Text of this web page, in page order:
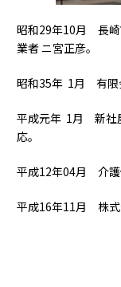
昭和29年10月 長崎
業者 ニ宮正彦。
昭和35年 1月 有限
平成元年 1月 新社
応。
平成12年04月 介護
平成16年11月 株